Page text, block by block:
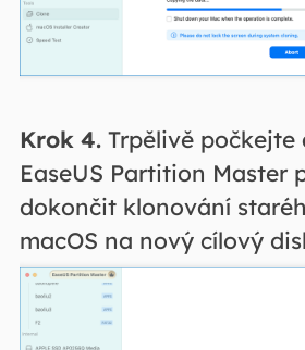
Krok 4.Trpělivě počkejte
EaseUS Partition Master
dokončit klonování
macOS na nový cílový